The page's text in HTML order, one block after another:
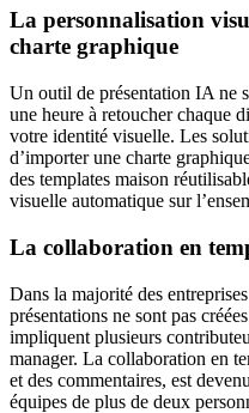
La personnalisation
charte graphique
Un outil de présentation IA ne
une heure à retoucher chaque
votre identité visuelle. Les
d’importer une charte
des templates maison
visuelle automatique sur
La collaboration en
Dans la majorité des
présentations ne sont pas
impliquent plusieurs
manager. La collaboration en
et des commentaires, est
équipes de plus de deux